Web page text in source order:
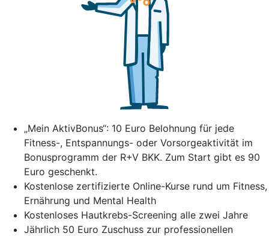
„Mein AktivBonus“: 10 Euro Belohnung für jede
Fitness-, Entspannungs- oder Vorsorgeaktivität im
Bonusprogramm der R+V BKK. Zum Start gibt es 90
Euro geschenkt.
Kostenlose zertifizierte Online-Kurse rund um Fitness,
Ernährung und Mental Health
Kostenloses Hautkrebs-Screening alle zwei Jahre
Jährlich 50 Euro Zuschuss zur professionellen